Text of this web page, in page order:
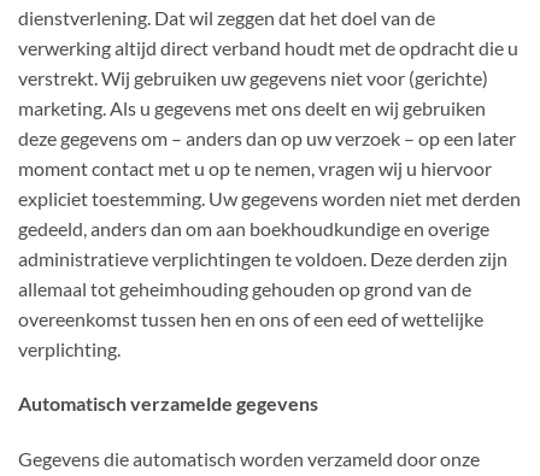
dienstverlening. Dat wil zeggen dat het doel van de
verwerking altijd direct verband houdt met de opdracht die u
verstrekt. Wij gebruiken uw gegevens niet voor (gerichte)
marketing. Als u gegevens met ons deelt en wij gebruiken
deze gegevens om – anders dan op uw verzoek – op een later
moment contact met u op te nemen, vragen wij u hiervoor
expliciet toestemming. Uw gegevens worden niet met derden
gedeeld, anders dan om aan boekhoudkundige en overige
administratieve verplichtingen te voldoen. Deze derden zijn
allemaal tot geheimhouding gehouden op grond van de
overeenkomst tussen hen en ons of een eed of wettelijke
verplichting.
Automatisch verzamelde gegevens
Gegevens die automatisch worden verzameld door onze